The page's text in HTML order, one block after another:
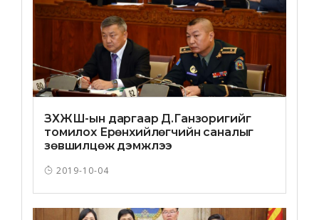
ЗХЖШ-ын даргаар Д.Ганзоригийг
томилох Ерөнхийлөгчийн саналыг
зөвшилцөж дэмжлээ
2019-10-04